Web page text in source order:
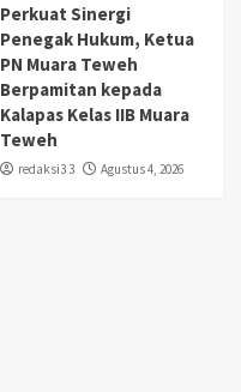
Perkuat Sinergi
Penegak Hukum, Ketua
PN Muara Teweh
Berpamitan kepada
Kalapas Kelas IIB Muara
Teweh
redaksi3 3 Agustus 4, 2026